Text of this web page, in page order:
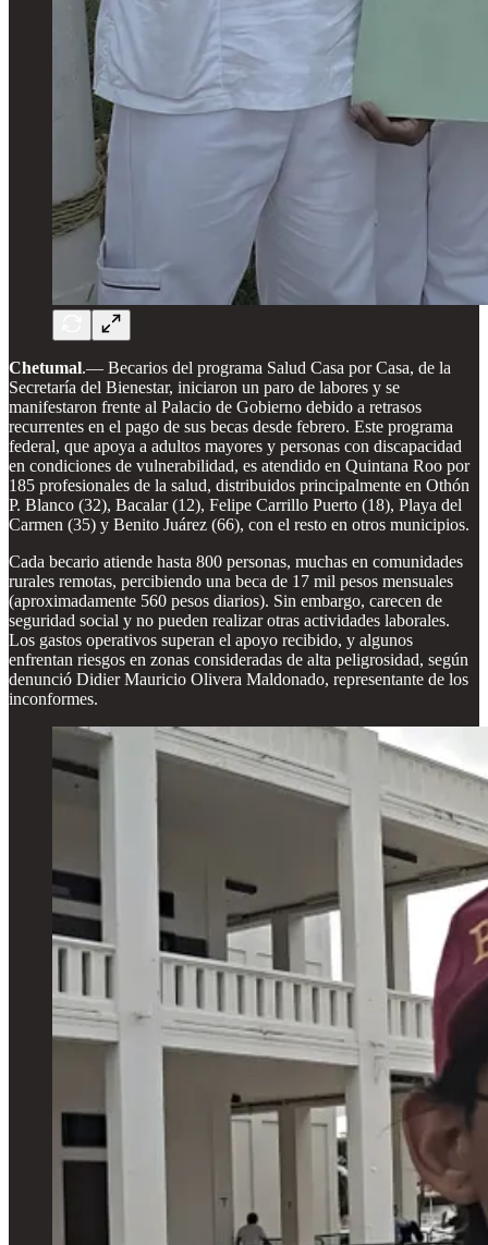
Chetumal.— Becarios del programa Salud Casa por Casa, de la
Secretaría del Bienestar, iniciaron un paro de labores y se
manifestaron frente al Palacio de Gobierno debido a retrasos
recurrentes en el pago de sus becas desde febrero. Este programa
federal, que apoya a adultos mayores y personas con discapacidad
en condiciones de vulnerabilidad, es atendido en Quintana Roo por
185 profesionales de la salud, distribuidos principalmente en Othón
P. Blanco (32), Bacalar (12), Felipe Carrillo Puerto (18), Playa del
Carmen (35) y Benito Juárez (66), con el resto en otros municipios.
Cada becario atiende hasta 800 personas, muchas en comunidades
rurales remotas, percibiendo una beca de 17 mil pesos mensuales
(aproximadamente 560 pesos diarios). Sin embargo, carecen de
seguridad social y no pueden realizar otras actividades laborales.
Los gastos operativos superan el apoyo recibido, y algunos
enfrentan riesgos en zonas consideradas de alta peligrosidad, según
denunció Didier Mauricio Olivera Maldonado, representante de los
inconformes.